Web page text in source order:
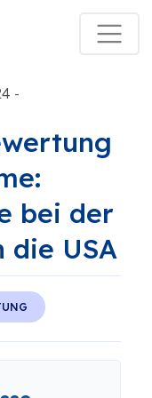
-
bei der
die USA